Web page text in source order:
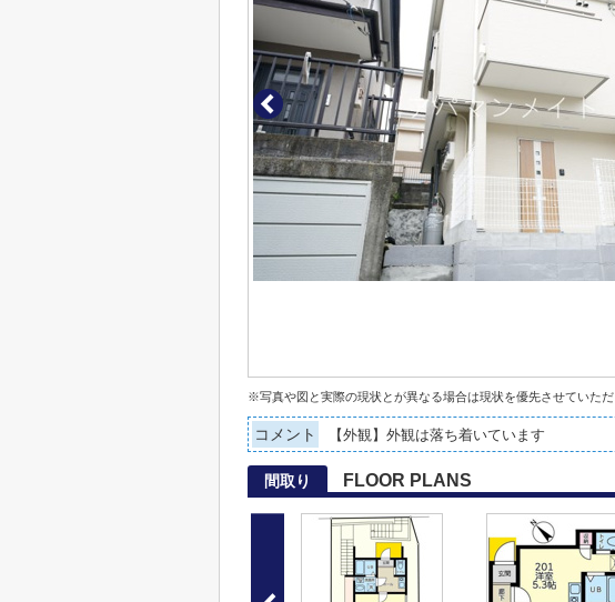
※写真や図と実際の現状とが異なる場合は現状を優先させていただ
コメント 【外観】外観は落ち着いています
間取り FLOOR PLANS